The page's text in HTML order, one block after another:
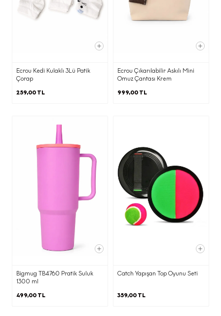
Ecrou Kedi Kulaklı 3Lü Patik
Çorap
259,00 TL
Ecrou Çıkarılabilir Askılı Mini
Omuz Çantası Krem
999,00 TL
Bigmug TB4760 Pratik Suluk
1300 ml
499,00 TL
Catch Yapışan Top Oyunu Seti
359,00 TL
adresine e-mail yoluyla
iletebilirsiniz.
Elektronik ticari ileti gönderimi
her zaman
kvkk@ecrou.com
adresine
e-posta göndererek geri alabilirsiniz.